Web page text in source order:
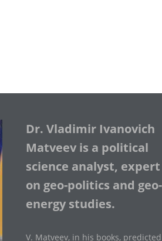
Dr. Vladimir Ivanovich
Matveev is a political
science analyst, expert
on geo-politics and geo-
energy studies.
V. Matveev, in his books, predicted